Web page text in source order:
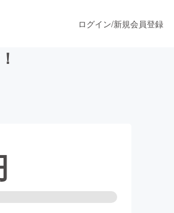
ョン
ログイン/新規会員登録